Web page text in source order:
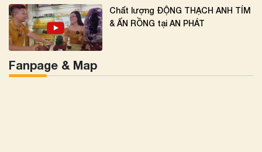
Chất lượng ĐỘNG THẠCH ANH TÍM
& ẤN RỒNG tại AN PHÁT
Fanpage & Map